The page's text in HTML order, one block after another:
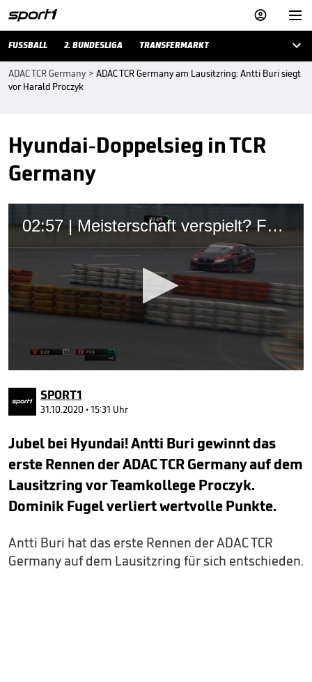


FUSSBALL 2. BUNDESLIGA TRANSFERMARKT 
ADAC TCR Germany > ADAC TCR Germany am Lausitzring: Antti Buri siegt
vor Harald Proczyk
Hyundai-Doppelsieg in TCR
Germany
02:57 | Meisterschaft verspielt? Fugel verschätzt sich
seconds
of
minutes,
seconds
SPORT1
31.10.2020 • 15:31 Uhr
Jubel bei Hyundai! Antti Buri gewinnt das
erste Rennen der ADAC TCR Germany auf dem
Lausitzring vor Teamkollege Proczyk.
Dominik Fugel verliert wertvolle Punkte.
Antti Buri hat das erste Rennen der ADAC TCR
Germany auf dem Lausitzring für sich entschieden.